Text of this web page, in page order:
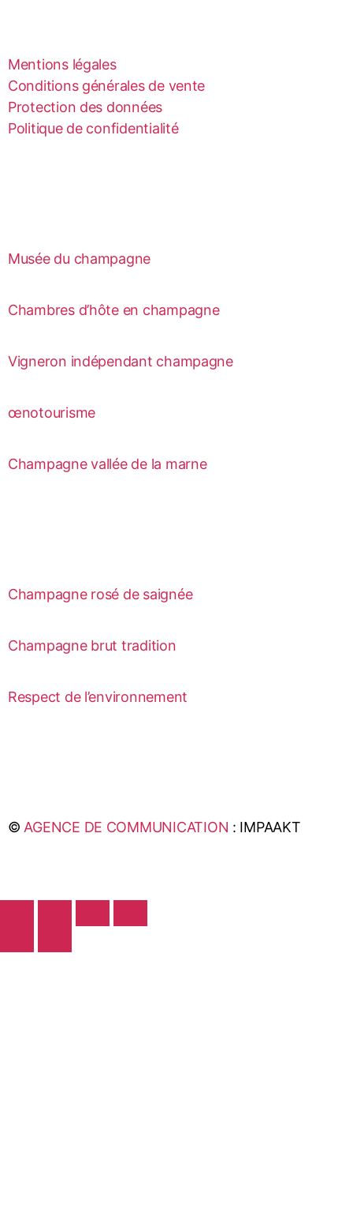
Mentions légales
Conditions générales de vente
Protection des données
Politique de confidentialité
Musée du champagne
Chambres d’hôte en champagne
Vigneron indépendant champagne
œnotourisme
Champagne vallée de la marne
Champagne rosé de saignée
Champagne brut tradition
Respect de l’environnement
© AGENCE DE COMMUNICATION : IMPAAKT